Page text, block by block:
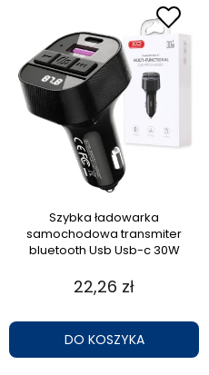
Szybka ładowarka
samochodowa transmiter
bluetooth Usb Usb-c 30W
22,26 zł
DO KOSZYKA